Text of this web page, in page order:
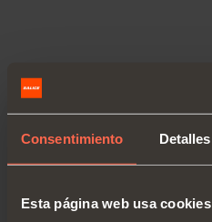
Consentimiento Detalles
Esta página web usa cookies